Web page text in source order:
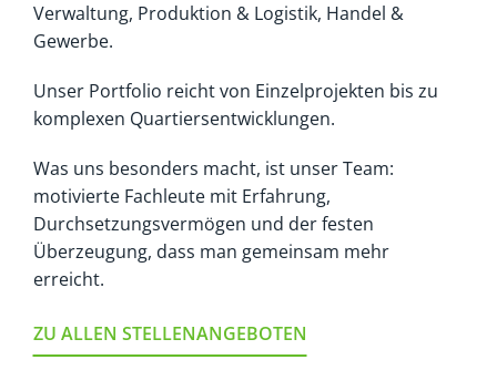
Verwaltung, Produktion & Logistik, Handel &
Gewerbe.
Unser Portfolio reicht von Einzelprojekten bis zu
komplexen Quartiersentwicklungen.
Was uns besonders macht, ist unser Team:
motivierte Fachleute mit Erfahrung,
Durchsetzungsvermögen und der festen
Überzeugung, dass man gemeinsam mehr
erreicht.
ZU ALLEN STELLENANGEBOTEN